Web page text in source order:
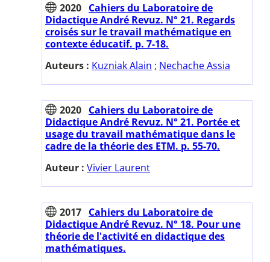
2020 Cahiers du Laboratoire de
Didactique André Revuz. N° 21. Regards
croisés sur le travail mathématique en
contexte éducatif. p. 7-18.
Auteurs : Kuzniak Alain ; Nechache Assia
2020 Cahiers du Laboratoire de
Didactique André Revuz. N° 21. Portée et
usage du travail mathématique dans le
cadre de la théorie des ETM. p. 55-70.
Auteur : Vivier Laurent
2017 Cahiers du Laboratoire de
Didactique André Revuz. N° 18. Pour une
théorie de l'activité en didactique des
mathématiques.